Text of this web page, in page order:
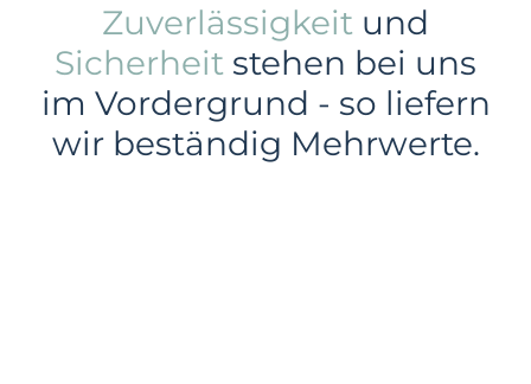
Zuverlässigkeit und
Sicherheit stehen bei uns
im Vordergrund - so liefern
wir beständig Mehrwerte.